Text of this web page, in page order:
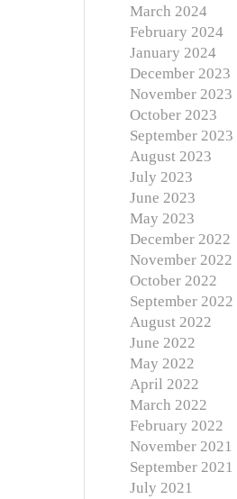
March 2024
February 2024
January 2024
December 2023
November 2023
October 2023
September 2023
August 2023
July 2023
June 2023
May 2023
December 2022
November 2022
October 2022
September 2022
August 2022
June 2022
May 2022
April 2022
March 2022
February 2022
November 2021
September 2021
July 2021